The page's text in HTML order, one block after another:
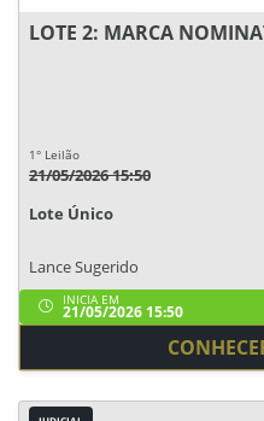
LOTE 2: MARCA
1° Leilão
21/05/2026 15:50
Lote Único
Lance Sugerido
INICIA EM
21/05/2026 15:50